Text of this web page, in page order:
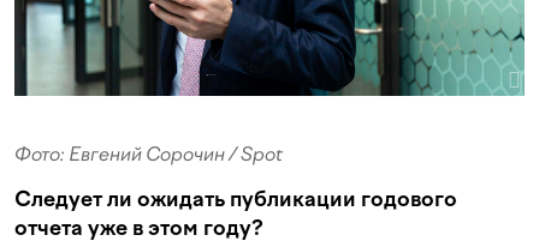
Фото: Евгений Сорочин / Spot
Следует ли ожидать публикации годового
отчета уже в этом году?